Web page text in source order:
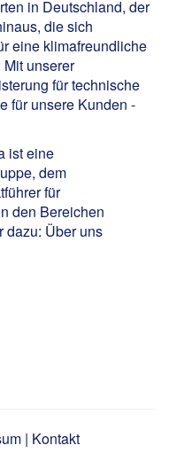
in Deutschland, der
die sich
eine klimafreundliche
unserer
für technische
für unsere Kunden -
ist eine
dem
für
den Bereichen
dazu: Über uns
| Kontakt